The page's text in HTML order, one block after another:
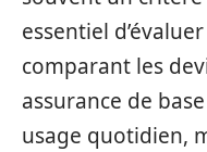
essentiel
comparant les
assurance de
usage quotidien,